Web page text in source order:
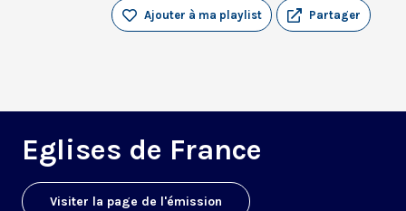
Partager
Ajouter à ma playlist
Eglises de France
Visiter la page de l'émission